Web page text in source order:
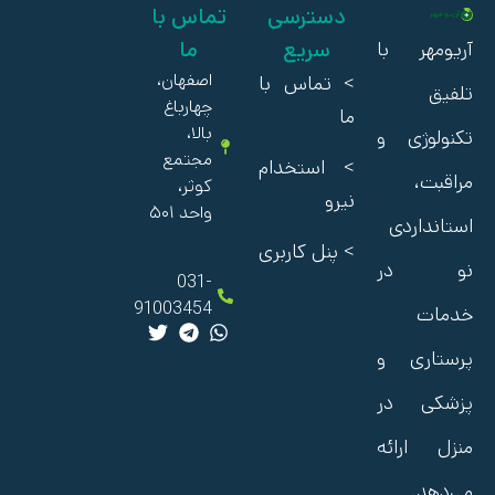
آریومهر با
تلفیق
تکنولوژی و
مراقبت،
استانداردی
نو در
خدمات
پرستاری و
پزشکی در
منزل ارائه
دسترسی
سریع
> تماس با
ما
> استخدام
نیرو
> پنل کاربری
تماس با
ما
اصفهان،
چهارباغ
بالا،
مجتمع
کوثر،
واحد ۵۰۱
031-
91003454